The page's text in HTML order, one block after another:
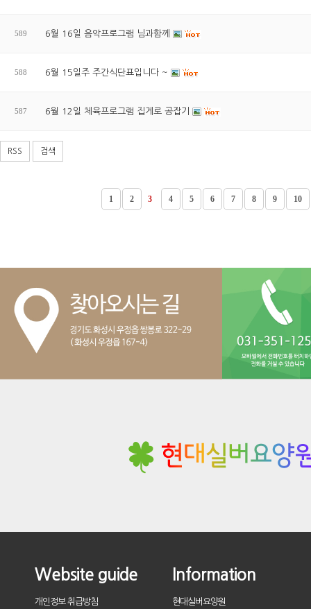
589 6월 16일 음악프로그램 님과함께
588 6월 15일주 주간식단표입니다 ~
587 6월 12일 체육프로그램 집게로 공잡기
RSS 검색
1 2 3 4 5 6 7 8 9 10
Website guide
개인정보 취급방침
Information
현대실버요양원